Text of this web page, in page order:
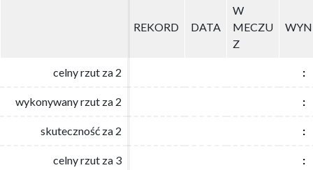
REKORD DATA
W
MECZU
Z
celny rzut za 2 :
wykonywany rzut za 2 :
skuteczność za 2 :
celny rzut za 3 :
REKORD DATA
W
MECZU
Z
celny rzut za 2 :
wykonywany rzut za 2 :
skuteczność za 2 :
celny rzut za 3 :